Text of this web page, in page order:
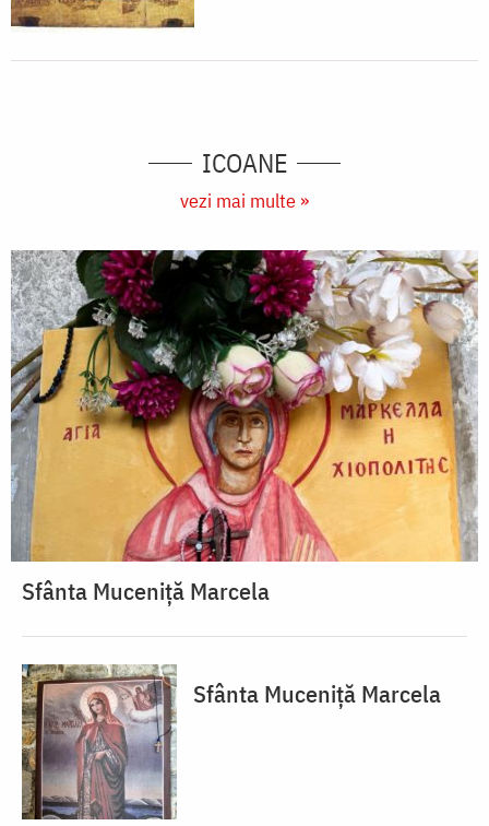
ICOANE
vezi mai multe »
Sfânta Muceniță Marcela
Sfânta Muceniță Marcela